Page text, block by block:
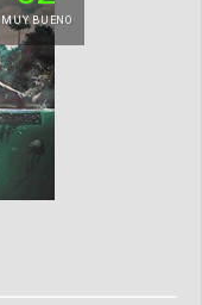
MUY BUENO